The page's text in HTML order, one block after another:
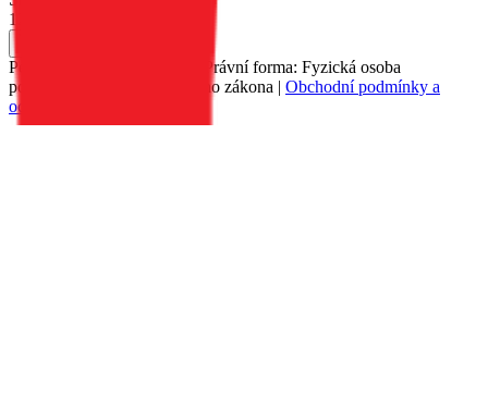
129 Kč
Petr Matyáš, IČ: 00705331, Právní forma: Fyzická osoba
podnikající dle živnostenského zákona | Obchodní podmínky a
ochrana osobních údajů